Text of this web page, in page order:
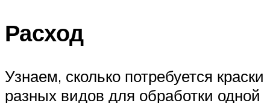
Расход
Узнаем, сколько потребуется краски
разных видов для обработки одной